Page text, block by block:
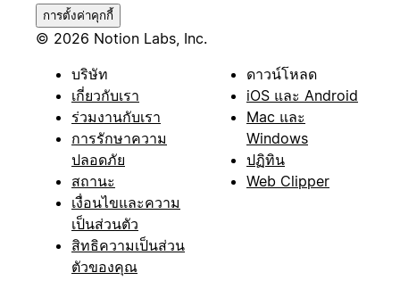
การตั้งค่าคุกกี้
© 2026 Notion Labs, Inc.
บริษัท
เกี่ยวกับเรา
ร่วมงานกับเรา
การรักษาความ
ปลอดภัย
สถานะ
เงื่อนไขและความ
เป็นส่วนตัว
สิทธิความเป็นส่วน
ตัวของคุณ
ดาวน์โหลด
iOS และ Android
Mac และ
Windows
ปฏิทิน
Web Clipper